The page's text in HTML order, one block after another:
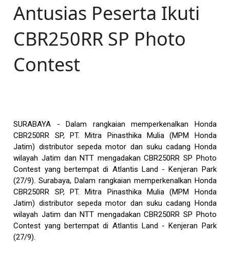
Antusias Peserta Ikuti
CBR250RR SP Photo
Contest
SURABAYA - Dalam rangkaian memperkenalkan Honda
CBR250RR SP, PT. Mitra Pinasthika Mulia (MPM Honda
Jatim) distributor sepeda motor dan suku cadang Honda
wilayah Jatim dan NTT mengadakan CBR250RR SP Photo
Contest yang bertempat di Atlantis Land - Kenjeran Park
(27/9). Surabaya, Dalam rangkaian memperkenalkan Honda
CBR250RR SP, PT. Mitra Pinasthika Mulia (MPM Honda
Jatim) distributor sepeda motor dan suku cadang Honda
wilayah Jatim dan NTT mengadakan CBR250RR SP Photo
Contest yang bertempat di Atlantis Land - Kenjeran Park
(27/9).